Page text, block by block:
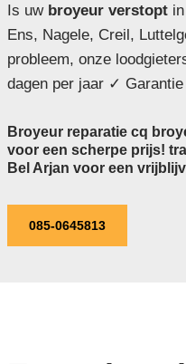
Is uwbroyeur verstoptin
Ens, Nagele, Creil,
probleem, onze
dagen per jaar ✓
Broyeur reparatie cq
voor een scherpe prijs!
Bel Arjan voor een
085-0645813